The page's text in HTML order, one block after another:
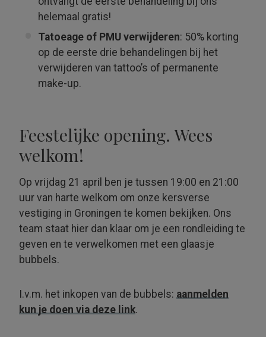
helemaal gratis!
Tatoeage of PMU verwijderen: 50% korting
op de eerste drie behandelingen bij het
verwijderen van tattoo’s of permanente
make-up.
Feestelijke opening. Wees
welkom!
Op vrijdag 21 april ben je tussen 19:00 en 21:00
uur van harte welkom om onze kersverse
vestiging in Groningen te komen bekijken. Ons
team staat hier dan klaar om je een rondleiding te
geven en te verwelkomen met een glaasje
bubbels.
I.v.m. het inkopen van de bubbels: aanmelden
kun je doen via deze link.